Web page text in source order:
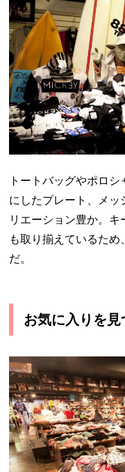
トートバッグやポロ
にしたプレート、メ
リエーション豊か。
も取り揃えているため
だ。
お気に入りを